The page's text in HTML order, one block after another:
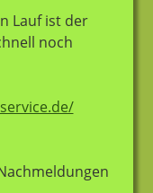
Lauf ist der
noch